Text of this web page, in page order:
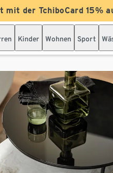
mit der TchiboCard 15%
Kinder Wohnen Sport